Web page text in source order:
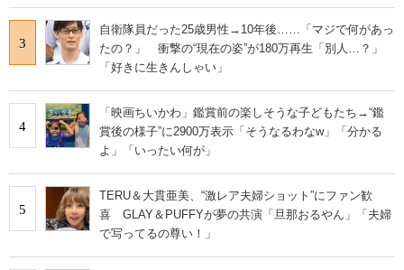
3
自衛隊員だった25歳男性→10年後……「マジで何があっ
たの？」 衝撃の“現在の姿”が180万再生「別人…？」
「好きに生きんしゃい」
4
「映画ちいかわ」鑑賞前の楽しそうな子どもたち→“鑑
賞後の様子”に2900万表示「そうなるわなw」「分かる
よ」「いったい何が」
5
TERU＆大貫亜美、“激レア夫婦ショット”にファン歓
喜 GLAY＆PUFFYが夢の共演「旦那おるやん」「夫婦
で写ってるの尊い！」